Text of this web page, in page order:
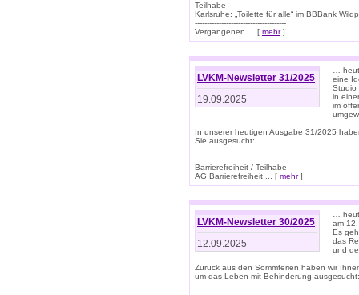
Teilhabe
Karlsruhe: „Toilette für alle“ im BBBank
--------------------------------------
Vergangenen ... [ mehr]
LVKM-Newsletter 31/2025
19.09.2025
…
eine
Studio
in
im
In unserer heutigen Ausgabe 31/2025
Sie ausgesucht:
Barrierefreiheit / Teilhabe
AG Barrierefreiheit ... [ mehr]
LVKM-Newsletter 30/2025
12.09.2025
…
am
Es
das
und
Zurück aus den Sommferien haben wir
um das Leben mit Behinderung ausgesucht: